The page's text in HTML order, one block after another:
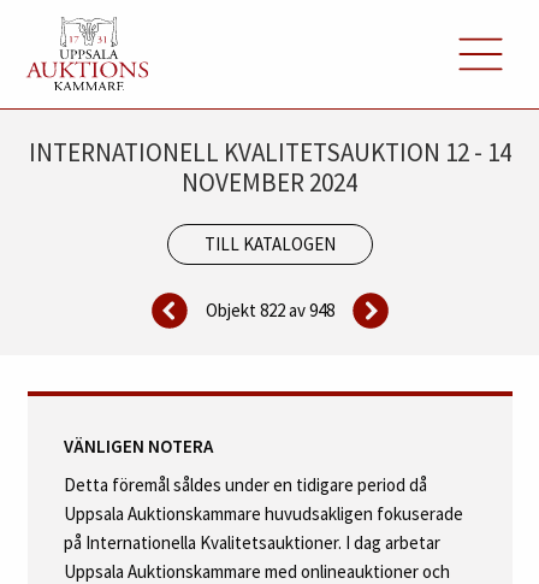
INTERNATIONELL KVALITETSAUKTION 12 - 14
NOVEMBER 2024
TILL KATALOGEN
Objekt 822 av948
VÄNLIGEN NOTERA
Detta föremål såldes under en tidigare period då
Uppsala Auktionskammare huvudsakligen fokuserade
på Internationella Kvalitetsauktioner. I dag arbetar
Uppsala Auktionskammare med onlineauktioner och